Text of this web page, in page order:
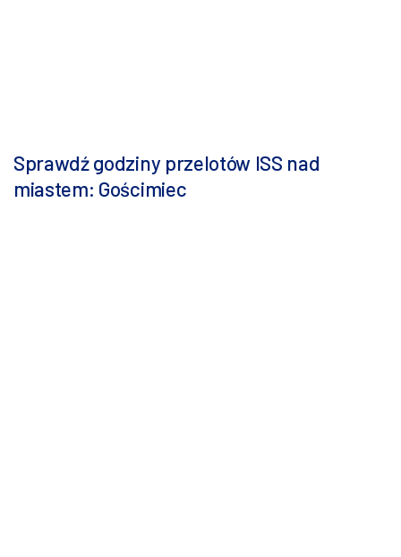
Sprawdź godziny przelotów ISS nad
miastem: Gościmiec